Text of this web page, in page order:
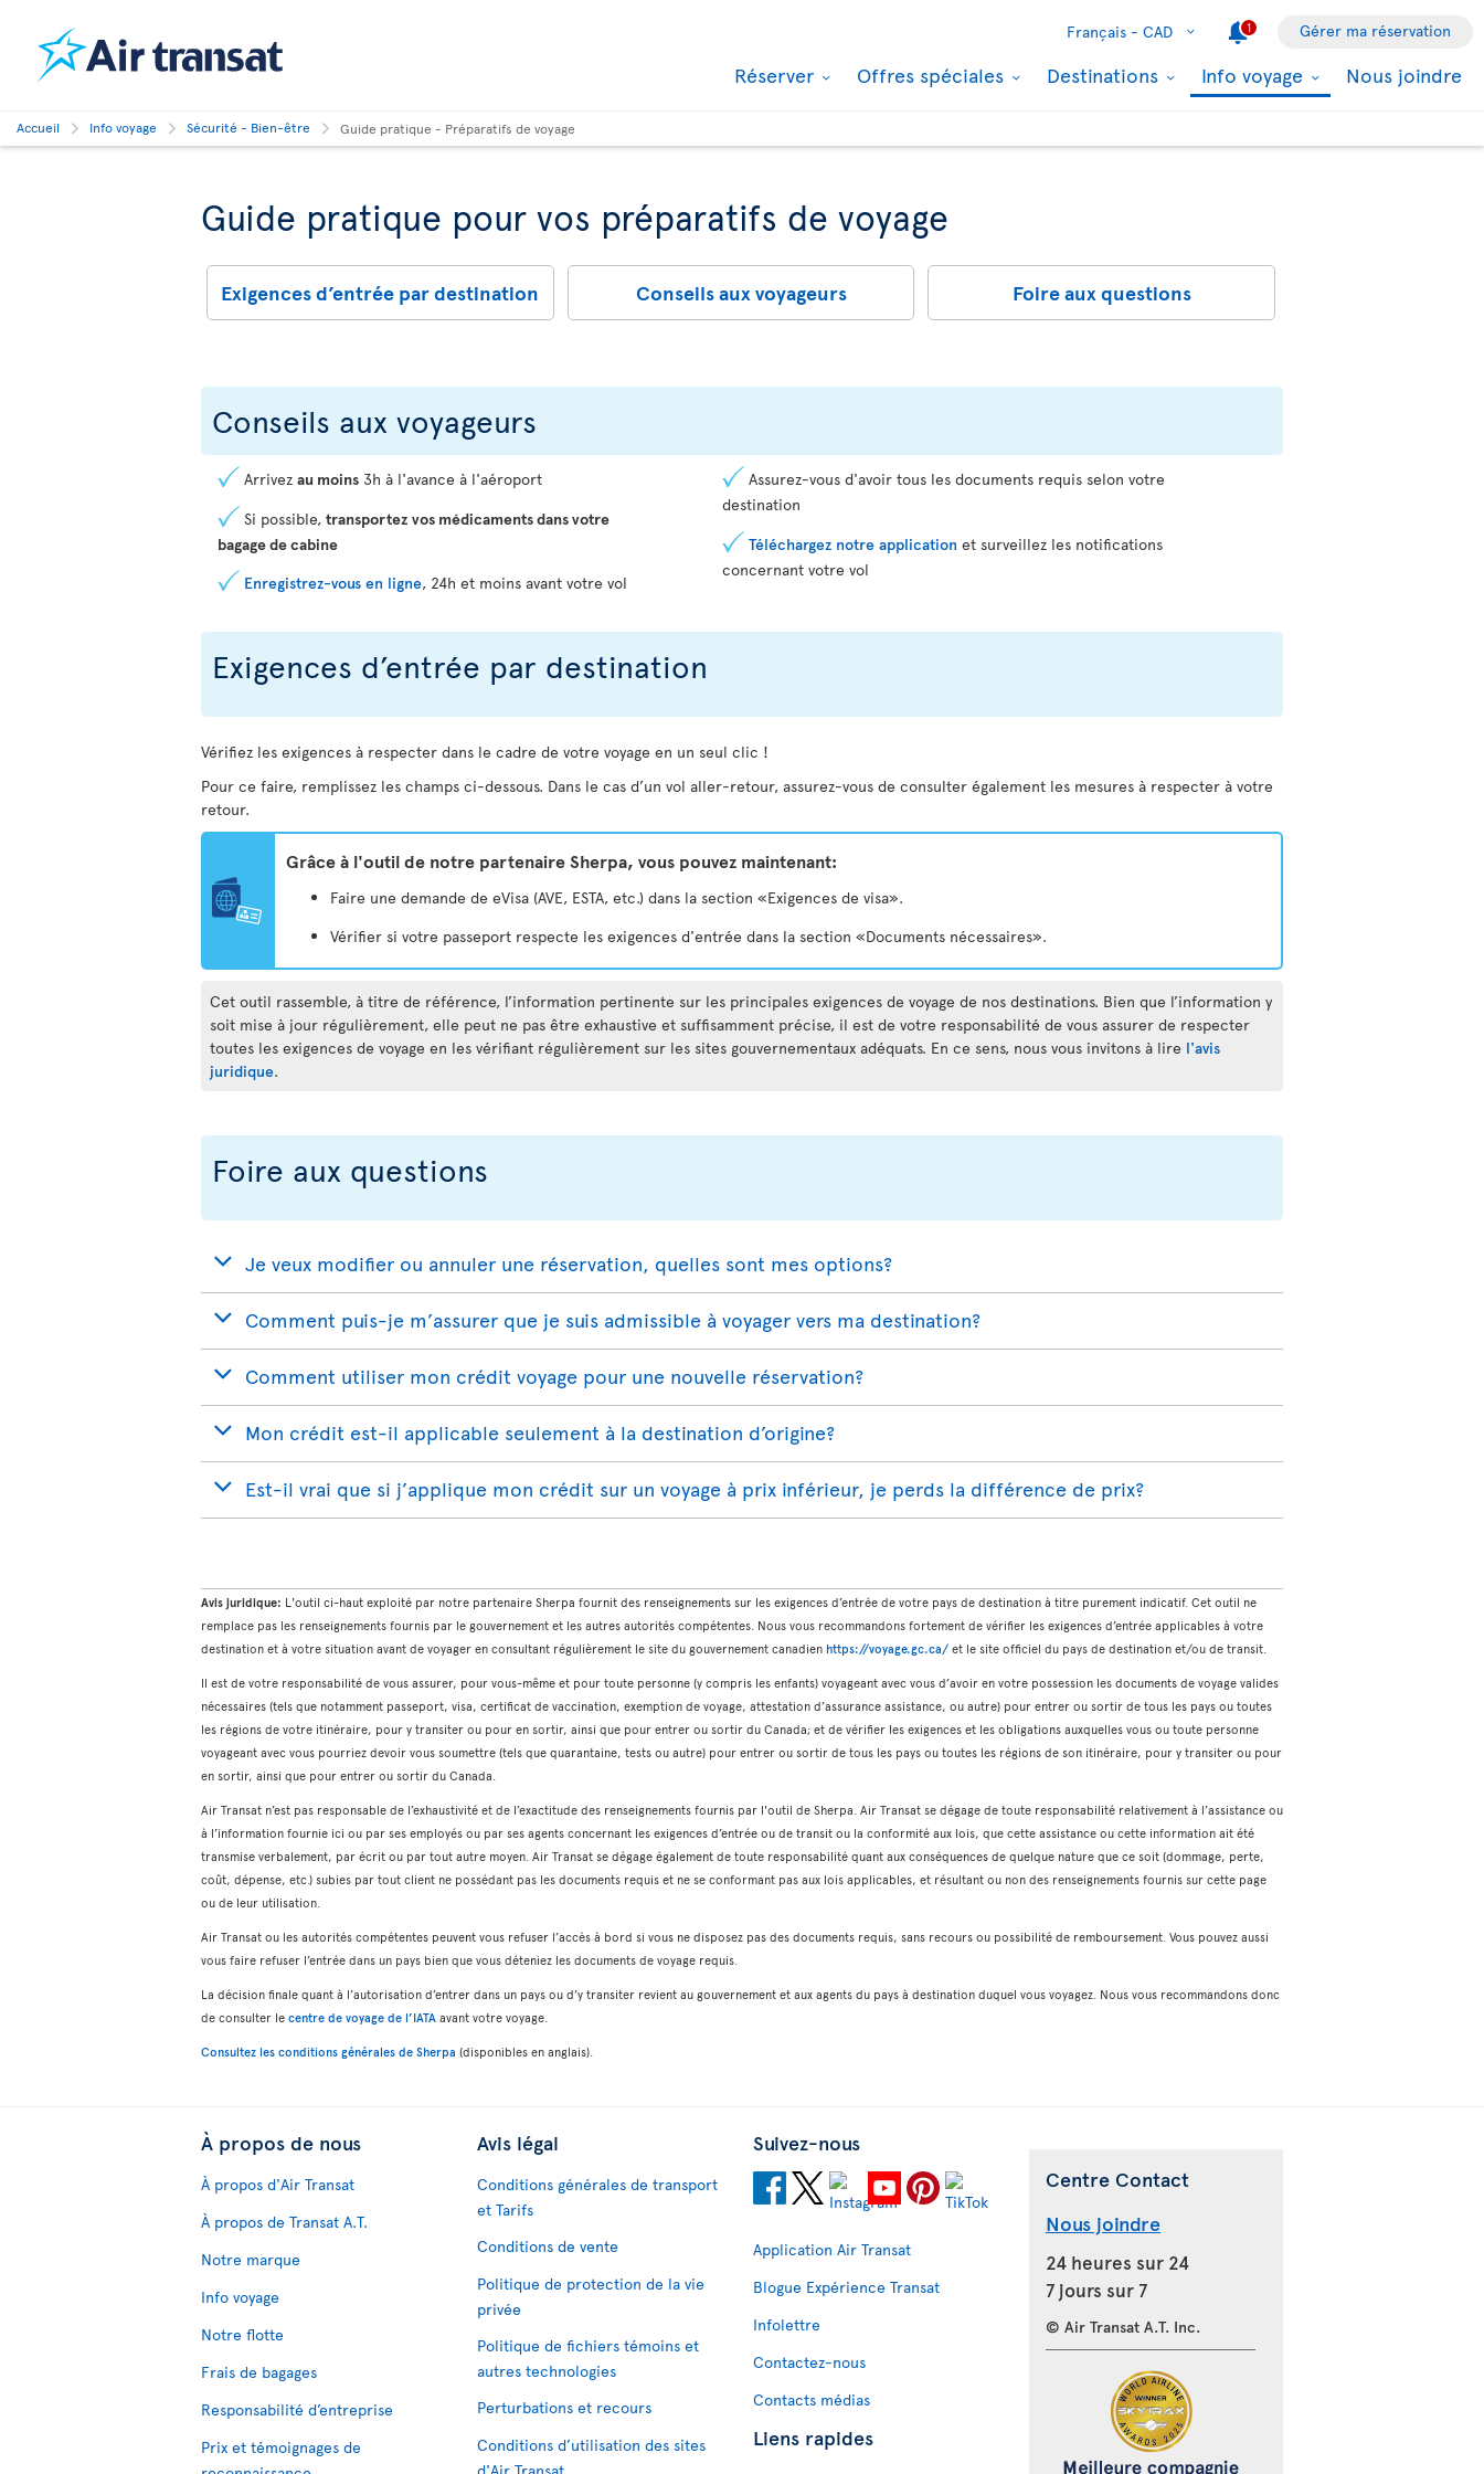
Français - CAD 1 Gérer ma réservation
Réserver Offres spéciales Destinations Info voyage Nous joindre
Accueil Info voyage Sécurité - Bien-être Guide pratique - Préparatifs de voyage
Guide pratique pour vos préparatifs de voyage
Exigences d’entrée par destination Conseils aux voyageurs Foire aux questions
Conseils aux voyageurs
Arrivez au moins 3h à l'avance à l'aéroport
Si possible, transportez vos médicaments dans votre
bagage de cabine
Enregistrez-vous en ligne, 24h et moins avant votre vol
Assurez-vous d'avoir tous les documents requis selon votre
destination
Téléchargez notre application et surveillez les notifications
concernant votre vol
Exigences d’entrée par destination
Vérifiez les exigences à respecter dans le cadre de votre voyage en un seul clic !
Pour ce faire, remplissez les champs ci-dessous. Dans le cas d’un vol aller-retour, assurez-vous de consulter également les mesures à respecter à votre
retour.
Grâce à l'outil de notre partenaire Sherpa, vous pouvez maintenant:
Faire une demande de eVisa (AVE, ESTA, etc.) dans la section «Exigences de visa».
Vérifier si votre passeport respecte les exigences d'entrée dans la section «Documents nécessaires».
Cet outil rassemble, à titre de référence, l’information pertinente sur les principales exigences de voyage de nos destinations. Bien que l’information y
soit mise à jour régulièrement, elle peut ne pas être exhaustive et suffisamment précise, il est de votre responsabilité de vous assurer de respecter
toutes les exigences de voyage en les vérifiant régulièrement sur les sites gouvernementaux adéquats. En ce sens, nous vous invitons à lire l'avis
juridique.
Foire aux questions
Je veux modifier ou annuler une réservation, quelles sont mes options?
Comment puis-je m’assurer que je suis admissible à voyager vers ma destination?
Comment utiliser mon crédit voyage pour une nouvelle réservation?
Mon crédit est-il applicable seulement à la destination d’origine?
Est-il vrai que si j’applique mon crédit sur un voyage à prix inférieur, je perds la différence de prix?
Avis juridique: L'outil ci-haut exploité par notre partenaire Sherpa fournit des renseignements sur les exigences d’entrée de votre pays de destination à titre purement indicatif. Cet outil ne
remplace pas les renseignements fournis par le gouvernement et les autres autorités compétentes. Nous vous recommandons fortement de vérifier les exigences d’entrée applicables à votre
destination et à votre situation avant de voyager en consultant régulièrement le site du gouvernement canadien https://voyage.gc.ca/ et le site officiel du pays de destination et/ou de transit.
Il est de votre responsabilité de vous assurer, pour vous-même et pour toute personne (y compris les enfants) voyageant avec vous d’avoir en votre possession les documents de voyage valides
nécessaires (tels que notamment passeport, visa, certificat de vaccination, exemption de voyage, attestation d’assurance assistance, ou autre) pour entrer ou sortir de tous les pays ou toutes
les régions de votre itinéraire, pour y transiter ou pour en sortir, ainsi que pour entrer ou sortir du Canada; et de vérifier les exigences et les obligations auxquelles vous ou toute personne
voyageant avec vous pourriez devoir vous soumettre (tels que quarantaine, tests ou autre) pour entrer ou sortir de tous les pays ou toutes les régions de son itinéraire, pour y transiter ou pour
en sortir, ainsi que pour entrer ou sortir du Canada.
Air Transat n’est pas responsable de l’exhaustivité et de l’exactitude des renseignements fournis par l'outil de Sherpa. Air Transat se dégage de toute responsabilité relativement à l’assistance ou
à l’information fournie ici ou par ses employés ou par ses agents concernant les exigences d’entrée ou de transit ou la conformité aux lois, que cette assistance ou cette information ait été
transmise verbalement, par écrit ou par tout autre moyen. Air Transat se dégage également de toute responsabilité quant aux conséquences de quelque nature que ce soit (dommage, perte,
coût, dépense, etc.) subies par tout client ne possédant pas les documents requis et ne se conformant pas aux lois applicables, et résultant ou non des renseignements fournis sur cette page
ou de leur utilisation.
Air Transat ou les autorités compétentes peuvent vous refuser l’accès à bord si vous ne disposez pas des documents requis, sans recours ou possibilité de remboursement. Vous pouvez aussi
vous faire refuser l’entrée dans un pays bien que vous déteniez les documents de voyage requis.
La décision finale quant à l’autorisation d’entrer dans un pays ou d’y transiter revient au gouvernement et aux agents du pays à destination duquel vous voyagez. Nous vous recommandons donc
de consulter le centre de voyage de l’IATA avant votre voyage.
Consultez les conditions générales de Sherpa (disponibles en anglais).
À propos de nous
À propos d'Air Transat
À propos de Transat A.T.
Notre marque
Info voyage
Notre flotte
Frais de bagages
Responsabilité d’entreprise
Prix et témoignages de
Avis légal
Conditions générales de transport
et Tarifs
Conditions de vente
Politique de protection de la vie
privée
Politique de fichiers témoins et
autres technologies
Perturbations et recours
Conditions d’utilisation des sites
Suivez-nous
Application Air Transat
Blogue Expérience Transat
Infolettre
Contactez-nous
Contacts médias
Liens rapides
Centre Contact
Nous joindre
24 heures sur 24
7 jours sur 7
© Air Transat A.T. Inc.